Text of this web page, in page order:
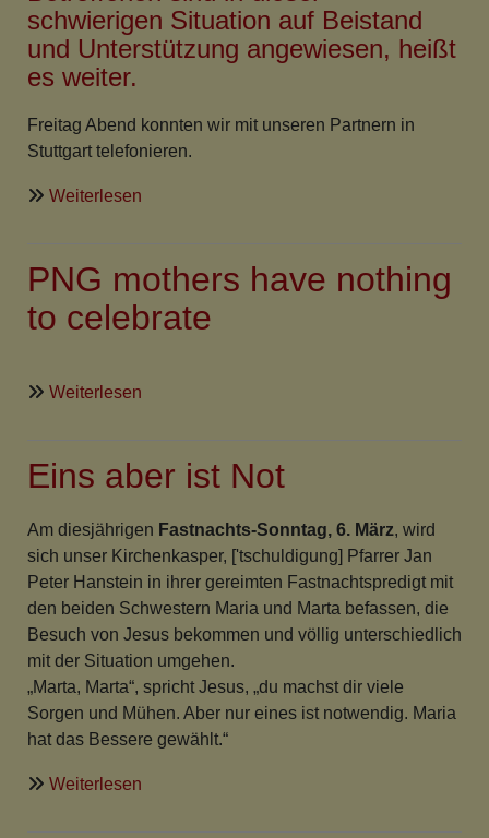
schwierigen Situation auf Beistand
und Unterstützung angewiesen, heißt
es weiter.
Freitag Abend konnten wir mit unseren Partnern in
Stuttgart telefonieren.
Weiterlesen
mit
Folgen
PNG mothers have nothing
to celebrate
Weiterlesen
have
to
celebrate
Eins aber ist Not
Am diesjährigen Fastnachts-Sonntag, 6. März, wird
sich unser Kirchenkasper, ['tschuldigung] Pfarrer Jan
Peter Hanstein in ihrer gereimten Fastnachtspredigt mit
den beiden Schwestern Maria und Marta befassen, die
Besuch von Jesus bekommen und völlig unterschiedlich
mit der Situation umgehen.
„Marta, Marta“, spricht Jesus, „du machst dir viele
Sorgen und Mühen. Aber nur eines ist notwendig. Maria
hat das Bessere gewählt.“
Weiterlesen